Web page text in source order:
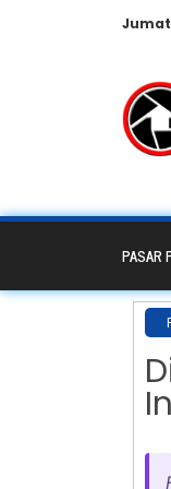
PASAR